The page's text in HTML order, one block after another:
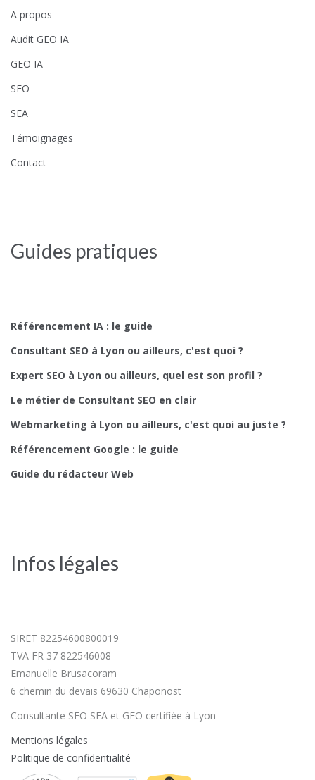
A propos
Audit GEO IA
GEO IA
SEO
SEA
Témoignages
Contact
Guides pratiques
Référencement IA : le guide
Consultant SEO à Lyon ou ailleurs, c'est quoi ?
Expert SEO à Lyon ou ailleurs, quel est son profil ?
Le métier de Consultant SEO en clair
Webmarketing à Lyon ou ailleurs, c'est quoi au juste ?
Référencement Google : le guide
Guide du rédacteur Web
Infos légales
SIRET 82254600800019
TVA FR 37 822546008
Emanuelle Brusacoram
6 chemin du devais 69630 Chaponost
Consultante SEO SEA et GEO certifiée à Lyon
Mentions légales
Politique de confidentialité